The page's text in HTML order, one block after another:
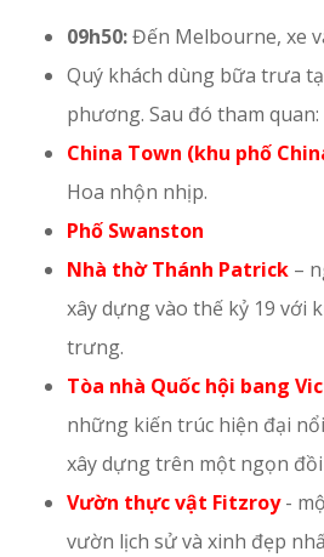
09h50:Đến Melbourne, xe
Quý khách dùng bữa trưa
phương. Sau đó tham quan:
China Town (khu phố
Hoa nhộn nhịp.
Phố Swanston
Nhà thờ Thánh Patrick –
xây dựng vào thế kỷ 19 với
trưng.
Tòa nhà Quốc hội bang
những kiến trúc hiện đại
xây dựng trên một ngọn
Vườn thực vật Fitzroy -
vườn lịch sử và xinh đẹp